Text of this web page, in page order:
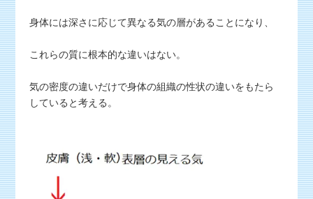
身体には深さに応じて異なる気の層があることになり、
これらの質に根本的な違いはない。
気の密度の違いだけで身体の組織の性状の違いをもたら
していると考える。